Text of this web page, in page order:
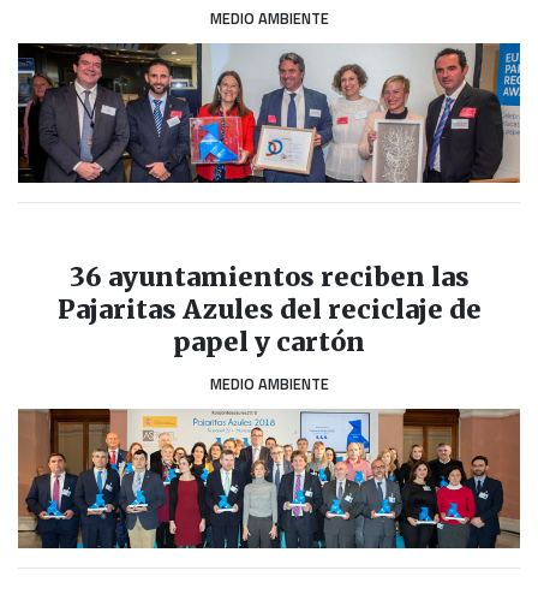
MEDIO AMBIENTE
36 ayuntamientos reciben las
Pajaritas Azules del reciclaje de
papel y cartón
MEDIO AMBIENTE